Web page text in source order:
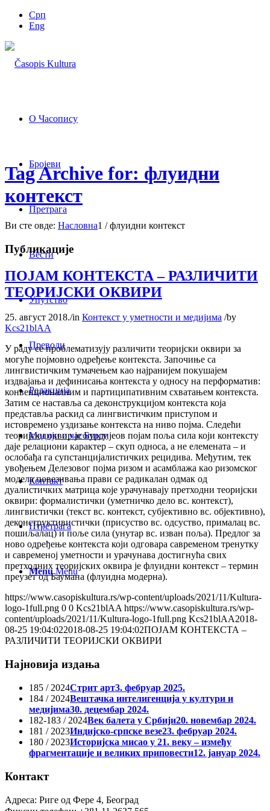
Срп
Eng
О Часопису
Бројеви
Претрага
Вести
Упутство
Преводи
Редакција
Медији о часопису
Контакт
Птретрага
Menu Menu
Tag Archive for: флуидни
контекст
Ви сте овде: Насловна1 / флуидни контекст
Публикације
ПОЈАМ КОНТЕКСТА – РАЗЛИЧИТИ
ТЕОРИЈСКИ ОКВИРИ
25. август 2018./in Контекст у уметности и медијима /by
Kcs21blAA
У раду се проблематизују различити теоријски оквири за
могуће појмовно одређење контекста. Започиње са
лингвистичким тумачењем као најранијем покушајем
издвајања и дефинисања контекста у односу на перформатив:
конвенционалним и партиципативним схватањем контекста.
Затим се наставља са деконструкцијом контекста која
представља раскид са лингвистичким приступом и
истовремено уздизање контекста на ниво појма. Следећи
теоријски оквир је Бурдијеов појам поља сила који контексту
даје релациони карактер – скуп односа, а не елемената – и
ослобађа га супстанцијалистичких рецидива. Међутим, тек
увођењем Делезовог појма ризом и асамблажa као ризомског
модела повезивањa прави се радикалан одмак од
дуалистичких матрица које урачунавају претходни теоријски
оквири: формалистички (уметничко дело вс. контекст),
лингвистички (текст вс. контекст, субјективно вс. објективно),
деконструктивистички (присуство вс. одсуство, прималац вс.
пошиљалац) и поље сила (унутар вс. изван поља). Предлог за
ново одређење контекста који одговара савременом тренутку
и савременој уметности и урачунава достигнућа свих
претходних теоријских оквира је флуидни контекст – термин
преузет од Баумана (флуидна модерна).
https://www.casopiskultura.rs/wp-content/uploads/2021/11/Kultura-
logo-1full.png 0 0 Kcs21blAA https://www.casopiskultura.rs/wp-
content/uploads/2021/11/Kultura-logo-1full.png Kcs21blAA2018-
08-25 19:04:022018-08-25 19:04:02ПОЈАМ КОНТЕКСТА –
РАЗЛИЧИТИ ТЕОРИЈСКИ ОКВИРИ
Најновија издања
185 / 2024Стрит арт3. фебруар 2025.
184 / 2024Вештачка интелигенција у култури и
медијима30. децембар 2024.
182-183 / 2024Век балета у Србији20. новембар 2024.
181 / 2023Индијско-српске везе23. фебруар 2024.
180 / 2023Историјска мисао у 21. веку – између
фрагментације и великих приповести12. јануар 2024.
Контакт
Адреса: Риге од Фере 4, Београд